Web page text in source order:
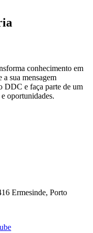
conhecimento em
a sua mensagem
DDC e faça parte de um
oportunidades.
Ermesinde, Porto